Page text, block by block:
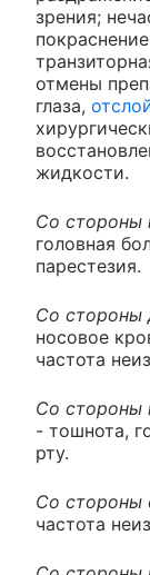
зрения;
отмены
глаза,
жидкости.
Со стороны
головная
парестезия.
Со стороны
носовое
частота
Со стороны
- тошнота,
рту.
Со стороны
частота